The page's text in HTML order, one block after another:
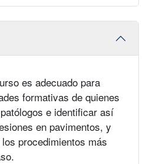
es adecuado para
formativas de quienes
e identificar así
en pavimentos, y
procedimientos más